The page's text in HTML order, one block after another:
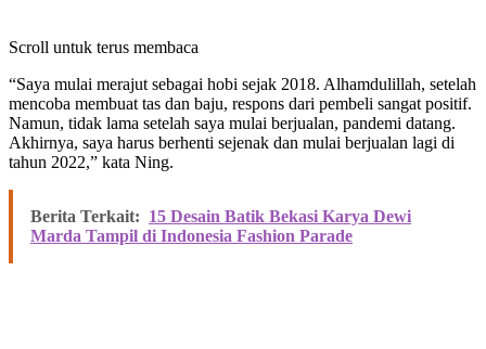
Scroll untuk terus membaca
“Saya mulai merajut sebagai hobi sejak 2018. Alhamdulillah, setelah
mencoba membuat tas dan baju, respons dari pembeli sangat positif.
Namun, tidak lama setelah saya mulai berjualan, pandemi datang.
Akhirnya, saya harus berhenti sejenak dan mulai berjualan lagi di
tahun 2022,” kata Ning.
Berita Terkait: 15 Desain Batik Bekasi Karya Dewi
Marda Tampil di Indonesia Fashion Parade